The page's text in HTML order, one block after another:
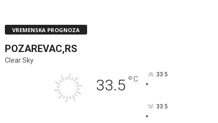
VREMENSKA PROGNOZA
POZAREVAC,RS
Clear Sky
33.5 °C 33.5
°
33.5
°